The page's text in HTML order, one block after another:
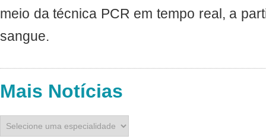
meio da técnica PCR em tempo real, a
sangue.
Mais Notícias